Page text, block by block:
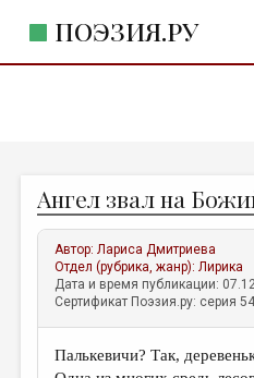
ПОЭЗИЯ.РУ
ЖАНРЫ
АВТОРЫ
КОММЕНТАРИИ
ЛИТСАЛОН
НОВОСТИ
Ангел звал на
Автор:Лариса Дмитриева
Отдел (рубрика, жанр):Лирика
Дата и время публикации:
Сертификат Поэзия.ру: серия
Палькевичи? Так,